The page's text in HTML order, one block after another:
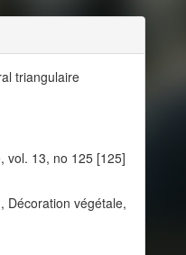
triangulaire
vol. 13, no 125 [125]
Décoration végétale,